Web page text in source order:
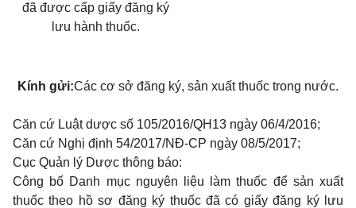
đã được cấp giấy đăng ký
lưu hành thuốc.
Kính gửi:Các cơ sở đăng ký, sản xuất thuốc trong nước.
Căn cứ Luật dược số 105/2016/QH13 ngày 06/4/2016;
Căn cứ Nghị định 54/2017/NĐ-CP ngày 08/5/2017;
Cục Quản lý Dược thông báo:
Công bố Danh mục nguyên liệu làm thuốc để sản xuất
thuốc theo hồ sơ đăng ký thuốc đã có giấy đăng ký lưu